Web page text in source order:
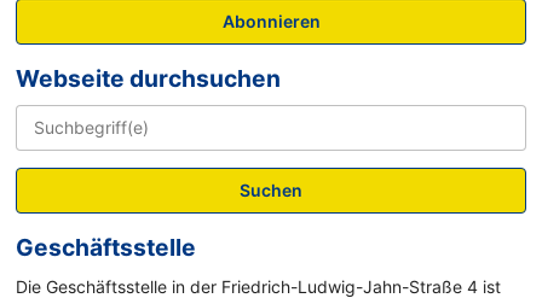
Abonnieren
Webseite durchsuchen
Suchen
Geschäftsstelle
Die Geschäftsstelle in der Friedrich-Ludwig-Jahn-Straße 4 ist